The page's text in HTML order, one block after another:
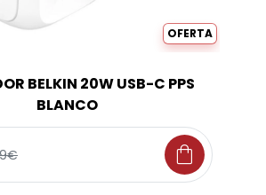
OFERTA
BELKIN 20W USB-C PPS
BLANCO
shopping_bag